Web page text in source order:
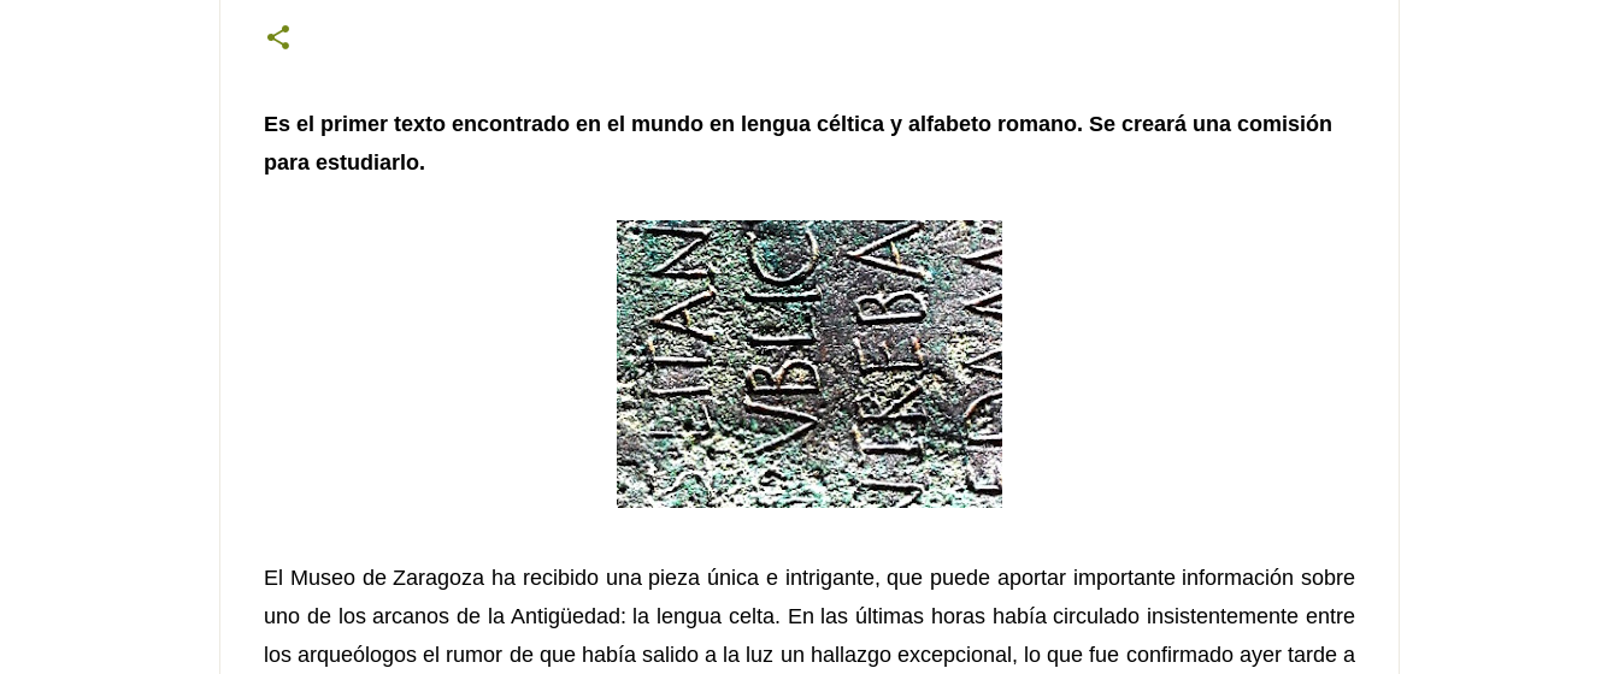
Es el primer texto encontrado en el mundo en lengua céltica y alfabeto romano. Se creará una comisión
para estudiarlo.
El Museo de Zaragoza ha recibido una pieza única e intrigante, que puede aportar importante información sobre
uno de los arcanos de la Antigüedad: la lengua celta. En las últimas horas había circulado insistentemente entre
los arqueólogos el rumor de que había salido a la luz un hallazgo excepcional, lo que fue confirmado ayer tarde a